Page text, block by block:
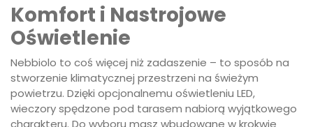
Komfort i Nastrojowe
Oświetlenie
Nebbiolo to coś więcej niż zadaszenie – to sposób na
stworzenie klimatycznej przestrzeni na świeżym
powietrzu. Dzięki opcjonalnemu oświetleniu LED,
wieczory spędzone pod tarasem nabiorą wyjątkowego
charakteru. Do wyboru masz wbudowane w krokwie